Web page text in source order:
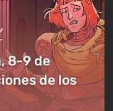
8-9 de
de los